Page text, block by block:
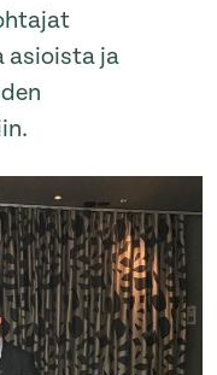
asioista ja